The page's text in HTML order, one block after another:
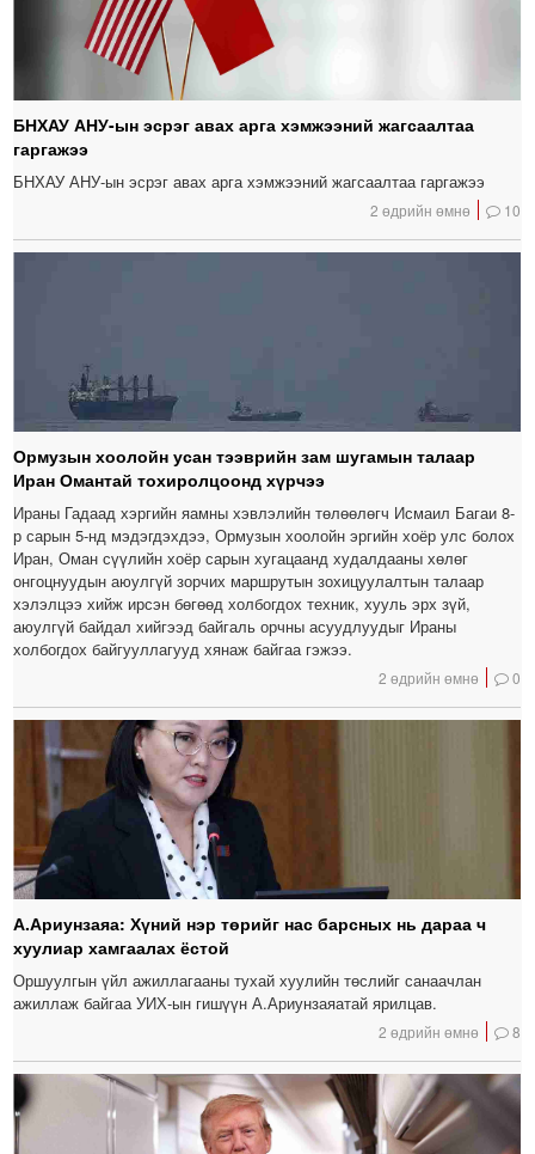
БНХАУ АНУ-ын эсрэг авах арга хэмжээний жагсаалтаа
гаргажээ
БНХАУ АНУ-ын эсрэг авах арга хэмжээний жагсаалтаа гаргажээ
2 өдрийн өмнө 10
Ормузын хоолойн усан тээврийн зам шугамын талаар
Иран Омантай тохиролцоонд хүрчээ
Ираны Гадаад хэргийн яамны хэвлэлийн төлөөлөгч Исмаил Багаи 8-
р сарын 5-нд мэдэгдэхдээ, Ормузын хоолойн эргийн хоёр улс болох
Иран, Оман сүүлийн хоёр сарын хугацаанд худалдааны хөлөг
онгоцнуудын аюулгүй зорчих маршрутын зохицуулалтын талаар
хэлэлцээ хийж ирсэн бөгөөд холбогдох техник, хууль эрх зүй,
аюулгүй байдал хийгээд байгаль орчны асуудлуудыг Ираны
холбогдох байгууллагууд хянаж байгаа гэжээ.
2 өдрийн өмнө 0
А.Ариунзаяа: Хүний нэр төрийг нас барсных нь дараа ч
хуулиар хамгаалах ёстой
Оршуулгын үйл ажиллагааны тухай хуулийн төслийг санаачлан
ажиллаж байгаа УИХ-ын гишүүн А.Ариунзаяатай ярилцав.
2 өдрийн өмнө 8